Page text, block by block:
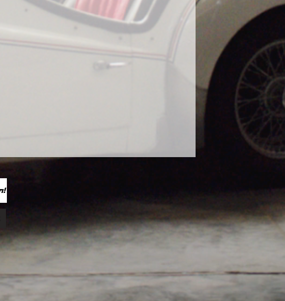
※オールペン車両やコーティング車両に使用する際の注
安定なためカバーの使用はお控えください。コーティン
グ剤や塗料の種類によっては、シミができる可能性があ
ります。万が一シミになった場合は速やかに天日で乾燥
す。出来るだけ綺麗な状態で使用してください。